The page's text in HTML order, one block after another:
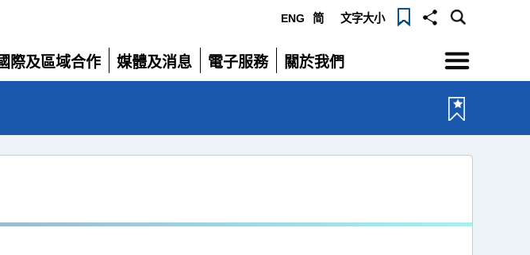
ENG 简 文字大小
際及區域合作
媒體及消息
展
電子服務
展
關於我們
展
選
單